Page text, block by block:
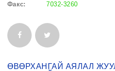
Факс:
7032-3260
ӨВӨРХАНГАЙ АЯЛАЛ